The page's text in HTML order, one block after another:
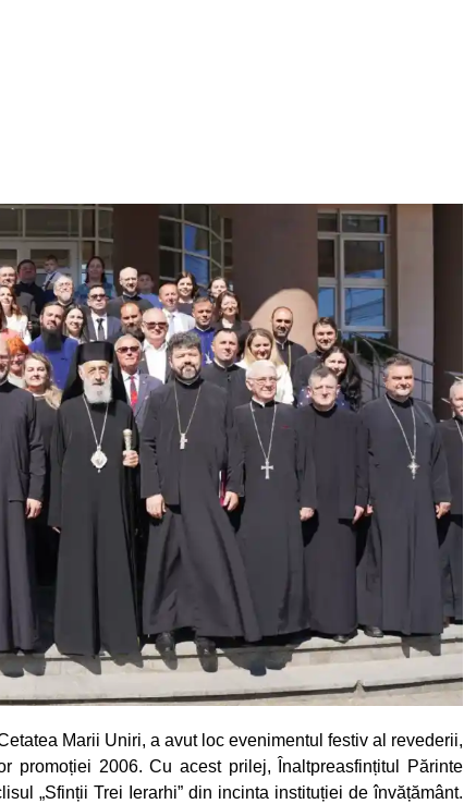
Marii Uniri, a avut loc evenimentul festiv al revederii,
promoției 2006. Cu acest prilej, Înaltpreasfințitul Părinte
„Sfinții Trei Ierarhi” din incinta instituției de învățământ.